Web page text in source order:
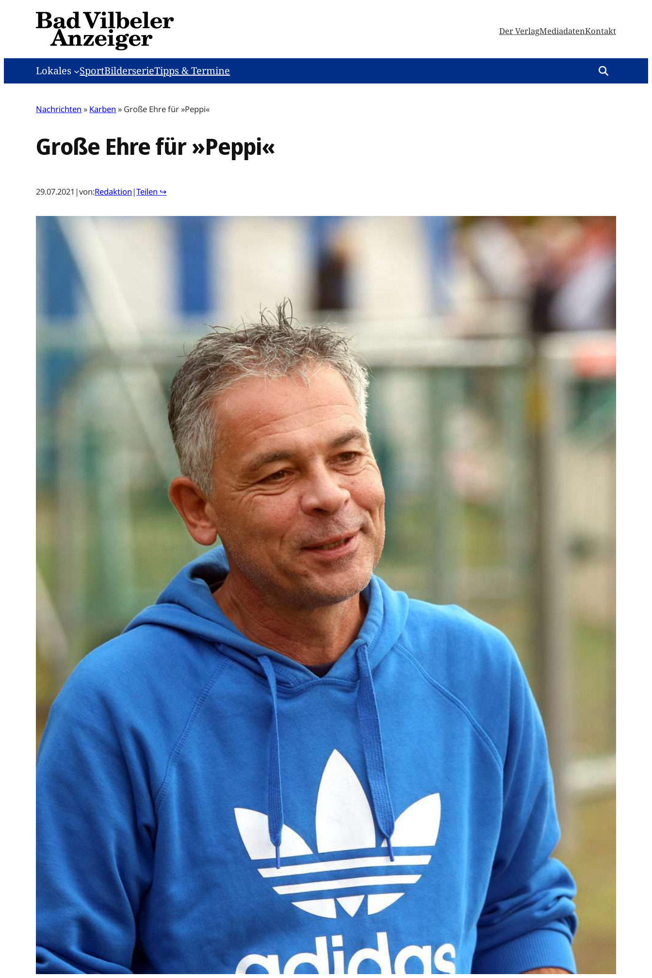
Der VerlagMediadatenKontakt
Lokales SportBilderserieTipps & Termine
Nachrichten » Karben » Große Ehre für »Peppi«
Große Ehre für »Peppi«
29.07.2021 |von:Redaktion |Teilen ↪